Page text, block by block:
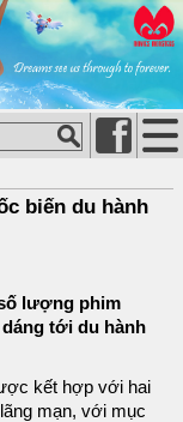
biến du hành
lượng phim
tới du hành
kết hợp với hai
mạn, với mục